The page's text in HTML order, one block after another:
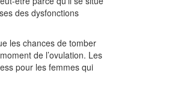
des dysfonctions
les chances de tomber
de l’ovulation. Les
pour les femmes qui